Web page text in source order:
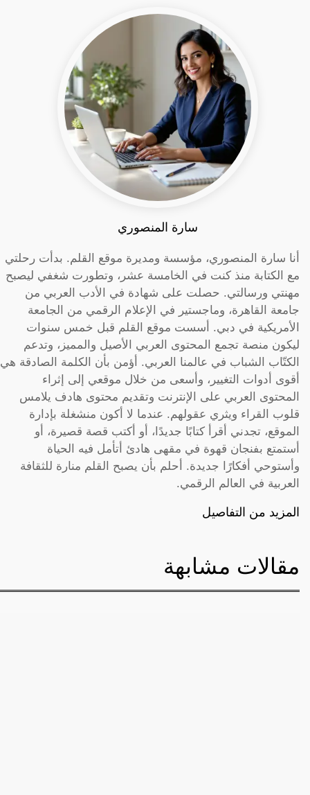
سارة المنصوري
أنا سارة المنصوري، مؤسسة ومديرة موقع القلم. بدأت رحلتي
مع الكتابة منذ كنت في الخامسة عشر، وتطورت شغفي ليصبح
مهنتي ورسالتي. حصلت على شهادة في الأدب العربي من
جامعة القاهرة، وماجستير في الإعلام الرقمي من الجامعة
الأمريكية في دبي. أسست موقع القلم قبل خمس سنوات
ليكون منصة تجمع المحتوى العربي الأصيل والمميز، وتدعم
الكتّاب الشباب في عالمنا العربي. أؤمن بأن الكلمة الصادقة هي
أقوى أدوات التغيير، وأسعى من خلال موقعي إلى إثراء
المحتوى العربي على الإنترنت وتقديم محتوى هادف يلامس
قلوب القراء ويثري عقولهم. عندما لا أكون منشغلة بإدارة
الموقع، تجدني أقرأ كتابًا جديدًا، أو أكتب قصة قصيرة، أو
أستمتع بفنجان قهوة في مقهى هادئ أتأمل فيه الحياة
وأستوحي أفكارًا جديدة. أحلم بأن يصبح القلم منارة للثقافة
العربية في العالم الرقمي.
المزيد من التفاصيل
مقالات مشابهة